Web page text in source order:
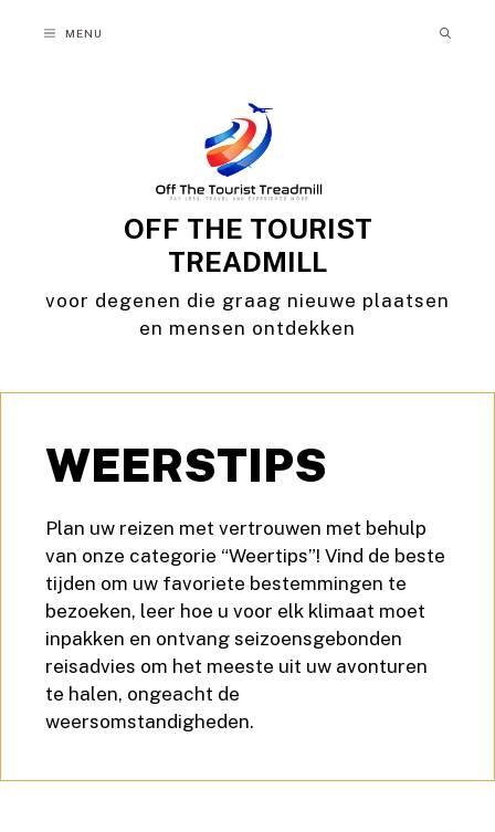
MENU
OFF THE TOURIST
TREADMILL
voor degenen die graag nieuwe plaatsen
en mensen ontdekken
WEERSTIPS
Plan uw reizen met vertrouwen met behulp
van onze categorie “Weertips”! Vind de beste
tijden om uw favoriete bestemmingen te
bezoeken, leer hoe u voor elk klimaat moet
inpakken en ontvang seizoensgebonden
reisadvies om het meeste uit uw avonturen
te halen, ongeacht de
weersomstandigheden.